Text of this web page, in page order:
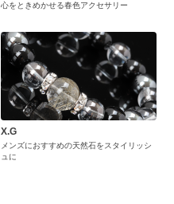
心をときめかせる春色アクセサリー
X.G
メンズにおすすめの天然石をスタイリッシ
ュに